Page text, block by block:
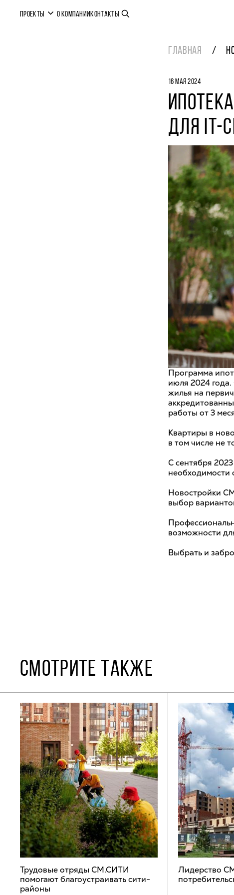
ПРОЕКТЫ О КОМПАНИИКОНТАКТЫ
ГЛАВНАЯ
16 МАЯ 2024
ДЛЯ IT-
Программа
июля 2024
жилья на
работы от 3
Квартиры в
в том числе не
С сентября
необходимости
Новостройки
выбор
возможности
Выбрать и
СМОТРИТЕ ТАКЖЕ
Трудовые отряды СМ.СИТИ
помогают благоустраивать сити-
районы
Лидерство